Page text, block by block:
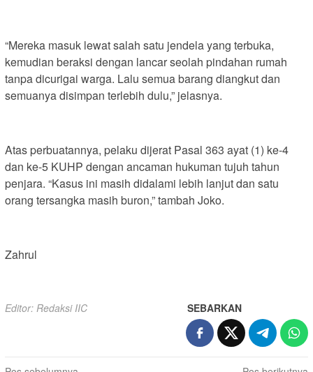
“Mereka masuk lewat salah satu jendela yang terbuka,
kemudian beraksi dengan lancar seolah pindahan rumah
tanpa dicurigai warga. Lalu semua barang diangkut dan
semuanya disimpan terlebih dulu,” jelasnya.
Atas perbuatannya, pelaku dijerat Pasal 363 ayat (1) ke-4
dan ke-5 KUHP dengan ancaman hukuman tujuh tahun
penjara. “Kasus ini masih didalami lebih lanjut dan satu
orang tersangka masih buron,” tambah Joko.
Zahrul
Editor: Redaksi IIC SEBARKAN